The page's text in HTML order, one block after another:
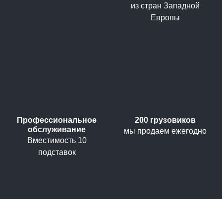
из стран Западной
Европы
Профессиональное
обслуживание
Вместимость 10
подставок
200 грузовиков
мы продаем ежегодно